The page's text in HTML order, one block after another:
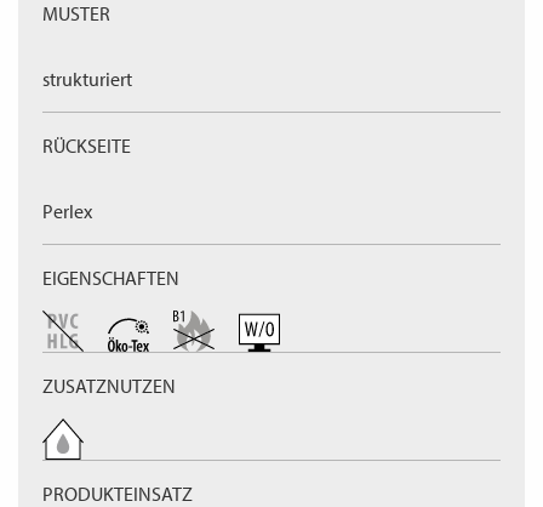
MUSTER
strukturiert
RÜCKSEITE
Perlex
EIGENSCHAFTEN
ZUSATZNUTZEN
PRODUKTEINSATZ